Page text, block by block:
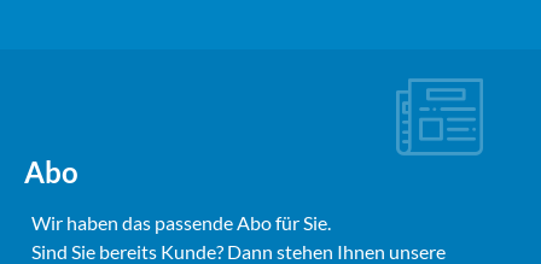
Abo
Wir haben das passende Abo für Sie.
Sind Sie bereits Kunde? Dann stehen Ihnen unsere